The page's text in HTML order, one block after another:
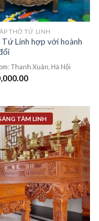
THỜ TỨ LINH
Linh hợp với hoành
Thanh Xuân, Hà Nội
TÂM LINH